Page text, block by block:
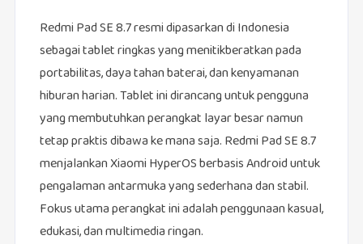
Redmi Pad SE 8.7 resmi dipasarkan di Indonesia
sebagai tablet ringkas yang menitikberatkan pada
portabilitas, daya tahan baterai, dan kenyamanan
hiburan harian. Tablet ini dirancang untuk pengguna
yang membutuhkan perangkat layar besar namun
tetap praktis dibawa ke mana saja. Redmi Pad SE 8.7
menjalankan Xiaomi HyperOS berbasis Android untuk
pengalaman antarmuka yang sederhana dan stabil.
Fokus utama perangkat ini adalah penggunaan kasual,
edukasi, dan multimedia ringan.